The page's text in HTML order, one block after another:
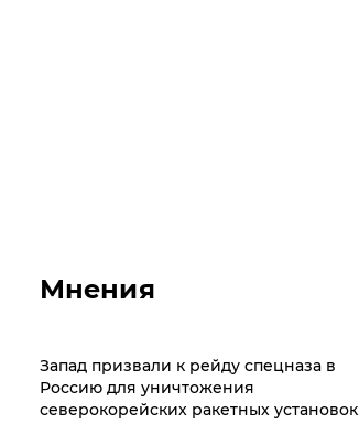
Мнения
Запад призвали к рейду спецназа в
Россию для уничтожения
северокорейских ракетных установок